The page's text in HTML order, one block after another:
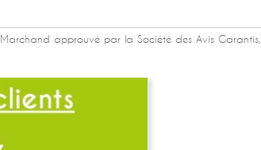
Marchand approuvé par la Société des Avis Garantis,